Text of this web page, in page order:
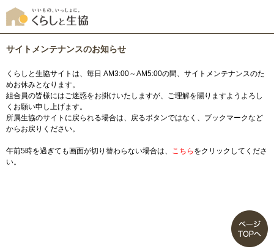
サイトメンテナンスのお知らせ
くらしと生協サイトは、毎日 AM3:00～AM5:00の間、サイトメンテナンスのた
めお休みとなります。
組合員の皆様にはご迷惑をお掛けいたしますが、ご理解を賜りますようよろし
くお願い申し上げます。
所属生協のサイトに戻られる場合は、戻るボタンではなく、ブックマークなど
からお戻りください。
午前5時を過ぎても画面が切り替わらない場合は、 こちら をクリックしてくださ
い。